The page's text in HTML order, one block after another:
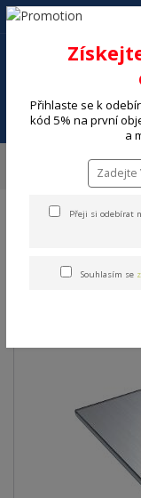
+420 602 494 600
Váha kuchyňská SENCOR
Váha
5305
Přihlaste se k
kód 5% na první
a
Přeji si odebírat
Souhlasím se